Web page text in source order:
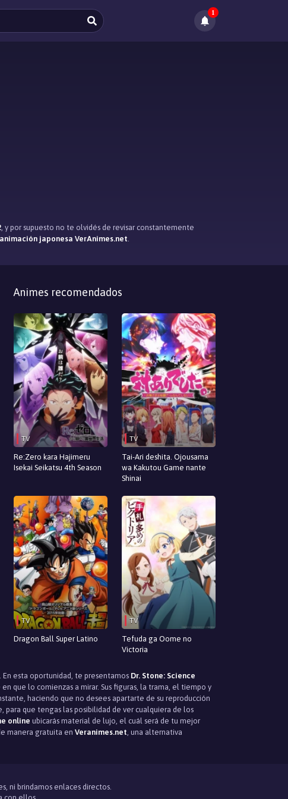
1
, y por supuesto no te olvidés de revisar constantemente
japonesa VerAnimes.net.
Animes recomendados
TV
Re:Zero kara Hajimeru
Isekai Seikatsu 4th Season
TV
Tai-Ari deshita. Ojousama
wa Kakutou Game nante
Shinai
TV
Dragon Ball Super Latino
TV
Tefuda ga Oome no
Victoria
En esta oportunidad, te presentamos Dr. Stone: Science
que lo comienzas a mirar. Sus figuras, la trama, el tiempo y
haciendo que no desees apartarte de su reproducción
para que tengas las posibilidad de ver cualquiera de los
online ubicarás material de lujo, el cuál será de tu mejor
manera gratuita en Veranimes.net, una alternativa
ni brindamos enlaces directos.